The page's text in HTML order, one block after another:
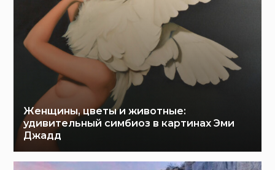
Женщины, цветы и животные:
удивительный симбиоз в картинах Эми
Джадд